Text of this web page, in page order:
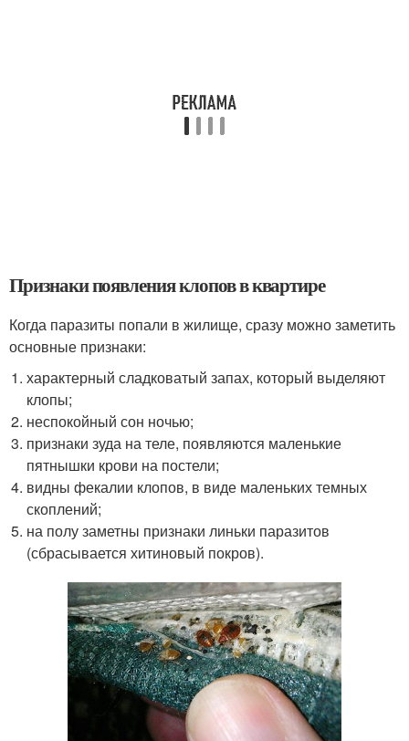
Признаки появления клопов в квартире
Когда паразиты попали в жилище, сразу можно заметить
основные признаки:
характерный сладковатый запах, который выделяют
клопы;
неспокойный сон ночью;
признаки зуда на теле, появляются маленькие
пятнышки крови на постели;
видны фекалии клопов, в виде маленьких темных
скоплений;
на полу заметны признаки линьки паразитов
(сбрасывается хитиновый покров).